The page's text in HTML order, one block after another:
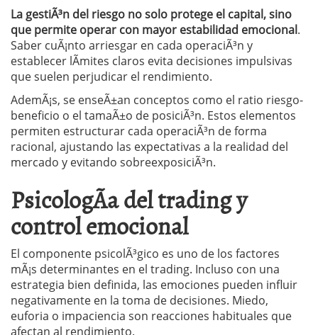
La gestiÃ³n del riesgo no solo protege el capital, sino
que permite operar con mayor estabilidad emocional.
Saber cuÃ¡nto arriesgar en cada operaciÃ³n y
establecer lÃ­mites claros evita decisiones impulsivas
que suelen perjudicar el rendimiento.
AdemÃ¡s, se enseÃ±an conceptos como el ratio riesgo-
beneficio o el tamaÃ±o de posiciÃ³n. Estos elementos
permiten estructurar cada operaciÃ³n de forma
racional, ajustando las expectativas a la realidad del
mercado y evitando sobreexposiciÃ³n.
PsicologÃ­a del trading y
control emocional
El componente psicolÃ³gico es uno de los factores
mÃ¡s determinantes en el trading. Incluso con una
estrategia bien definida, las emociones pueden influir
negativamente en la toma de decisiones. Miedo,
euforia o impaciencia son reacciones habituales que
afectan al rendimiento.